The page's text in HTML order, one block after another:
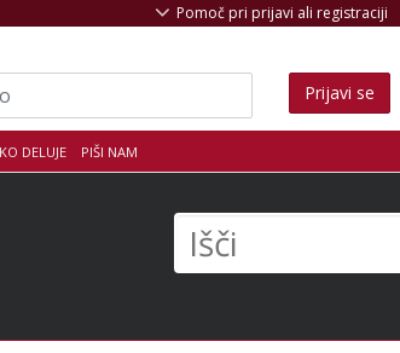
DELUJE PIŠI NAM
Pomoč pri prijavi ali registraciji
Prijavi se